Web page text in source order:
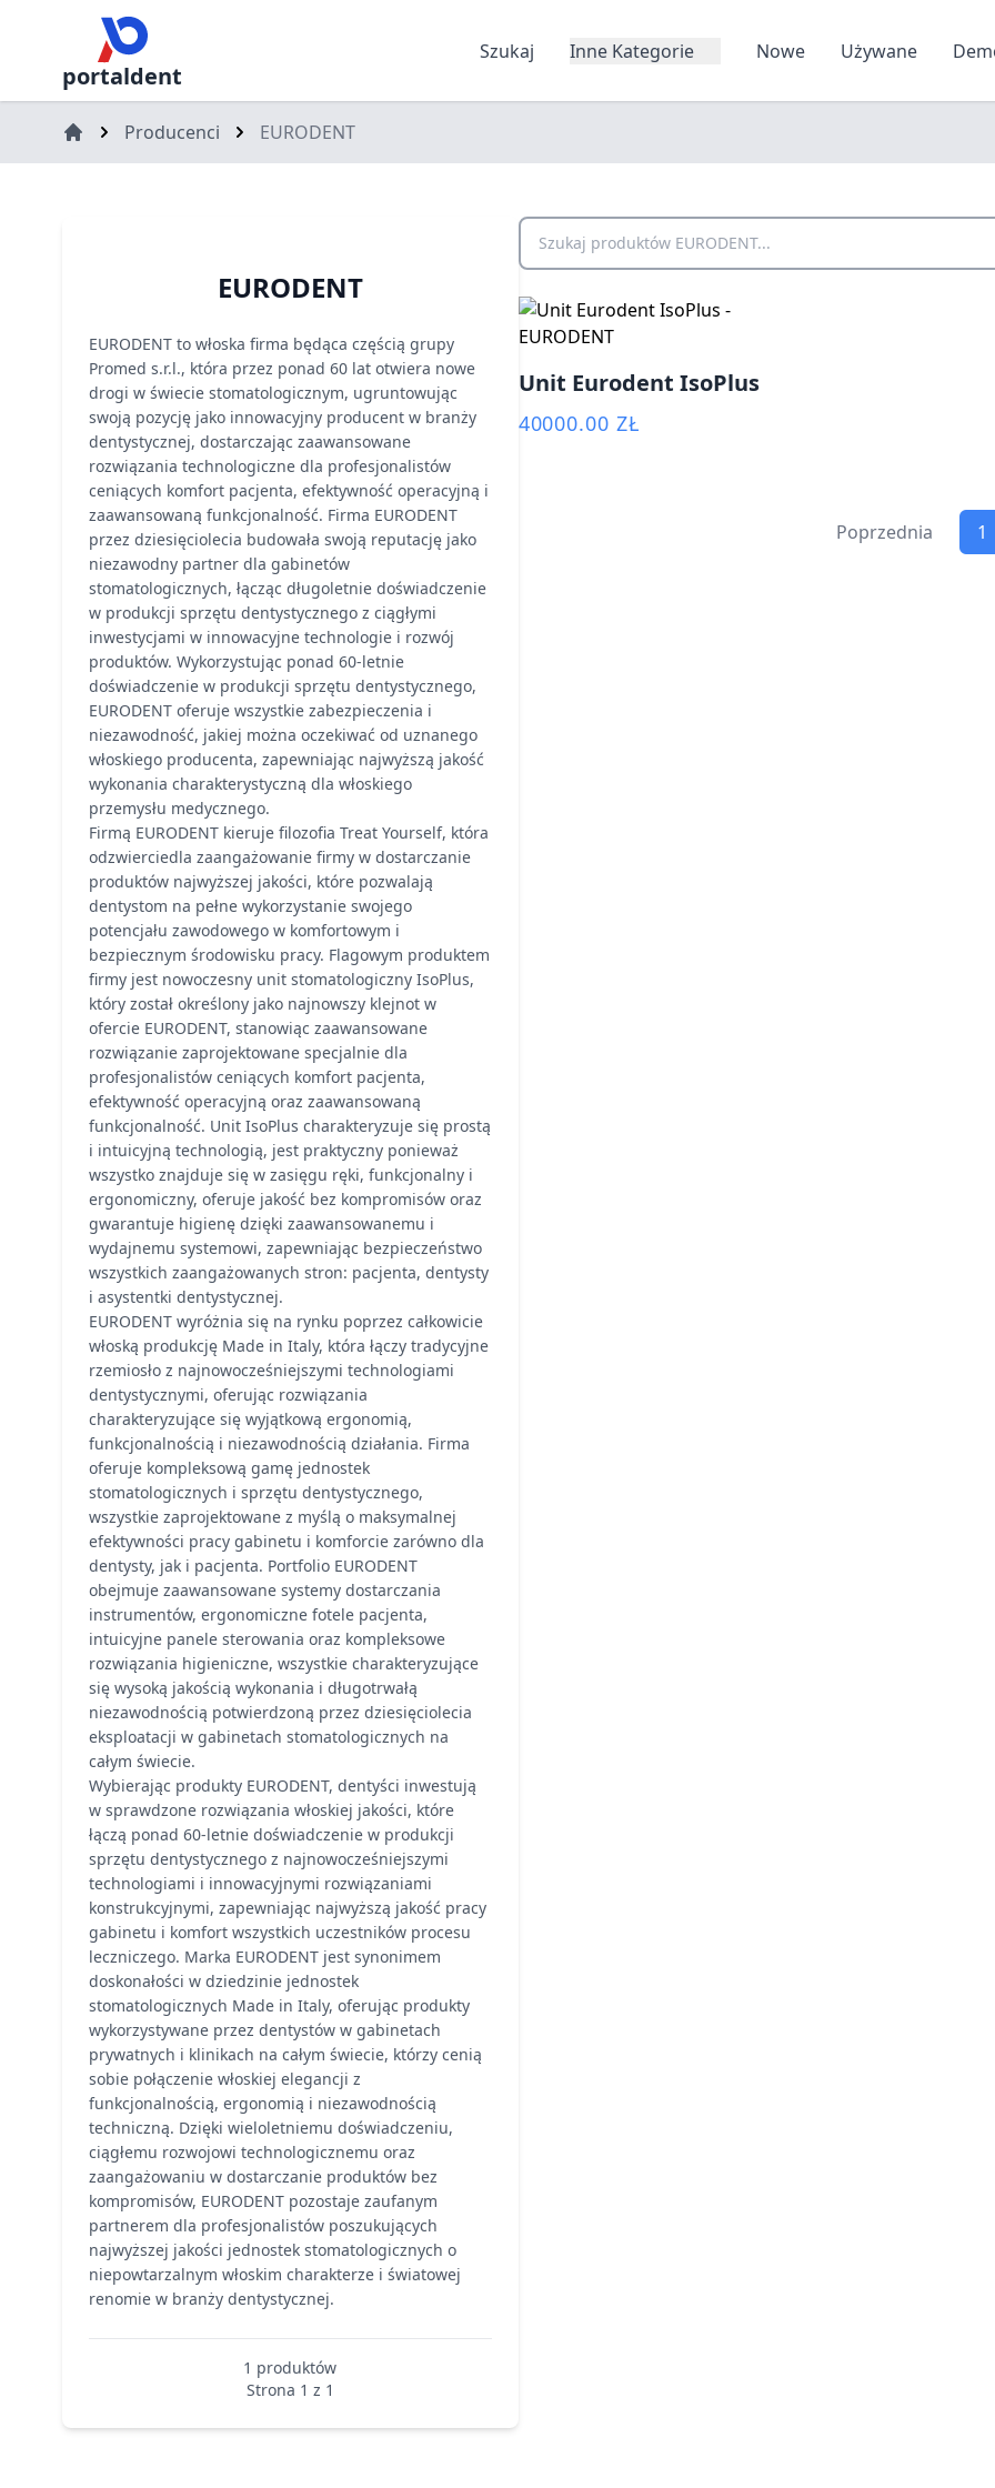
portaldent
Szukaj Inne Kategorie Nowe Używane
Producenci EURODENT
EURODENT
EURODENT to włoska firma będąca częścią grupy
Promed s.r.l., która przez ponad 60 lat otwiera nowe
drogi w świecie stomatologicznym, ugruntowując
swoją pozycję jako innowacyjny producent w branży
dentystycznej, dostarczając zaawansowane
rozwiązania technologiczne dla profesjonalistów
ceniących komfort pacjenta, efektywność operacyjną i
zaawansowaną funkcjonalność. Firma EURODENT
przez dziesięciolecia budowała swoją reputację jako
niezawodny partner dla gabinetów
stomatologicznych, łącząc długoletnie doświadczenie
w produkcji sprzętu dentystycznego z ciągłymi
inwestycjami w innowacyjne technologie i rozwój
produktów. Wykorzystując ponad 60-letnie
doświadczenie w produkcji sprzętu dentystycznego,
EURODENT oferuje wszystkie zabezpieczenia i
niezawodność, jakiej można oczekiwać od uznanego
włoskiego producenta, zapewniając najwyższą jakość
wykonania charakterystyczną dla włoskiego
przemysłu medycznego.
Firmą EURODENT kieruje filozofia Treat Yourself, która
odzwierciedla zaangażowanie firmy w dostarczanie
produktów najwyższej jakości, które pozwalają
dentystom na pełne wykorzystanie swojego
potencjału zawodowego w komfortowym i
bezpiecznym środowisku pracy. Flagowym produktem
firmy jest nowoczesny unit stomatologiczny IsoPlus,
który został określony jako najnowszy klejnot w
ofercie EURODENT, stanowiąc zaawansowane
rozwiązanie zaprojektowane specjalnie dla
profesjonalistów ceniących komfort pacjenta,
efektywność operacyjną oraz zaawansowaną
funkcjonalność. Unit IsoPlus charakteryzuje się prostą
i intuicyjną technologią, jest praktyczny ponieważ
wszystko znajduje się w zasięgu ręki, funkcjonalny i
ergonomiczny, oferuje jakość bez kompromisów oraz
gwarantuje higienę dzięki zaawansowanemu i
wydajnemu systemowi, zapewniając bezpieczeństwo
wszystkich zaangażowanych stron: pacjenta, dentysty
i asystentki dentystycznej.
EURODENT wyróżnia się na rynku poprzez całkowicie
włoską produkcję Made in Italy, która łączy tradycyjne
rzemiosło z najnowocześniejszymi technologiami
dentystycznymi, oferując rozwiązania
charakteryzujące się wyjątkową ergonomią,
funkcjonalnością i niezawodnością działania. Firma
oferuje kompleksową gamę jednostek
stomatologicznych i sprzętu dentystycznego,
wszystkie zaprojektowane z myślą o maksymalnej
efektywności pracy gabinetu i komforcie zarówno dla
dentysty, jak i pacjenta. Portfolio EURODENT
obejmuje zaawansowane systemy dostarczania
instrumentów, ergonomiczne fotele pacjenta,
intuicyjne panele sterowania oraz kompleksowe
rozwiązania higieniczne, wszystkie charakteryzujące
się wysoką jakością wykonania i długotrwałą
niezawodnością potwierdzoną przez dziesięciolecia
eksploatacji w gabinetach stomatologicznych na
całym świecie.
Wybierając produkty EURODENT, dentyści inwestują
w sprawdzone rozwiązania włoskiej jakości, które
łączą ponad 60-letnie doświadczenie w produkcji
sprzętu dentystycznego z najnowocześniejszymi
technologiami i innowacyjnymi rozwiązaniami
konstrukcyjnymi, zapewniając najwyższą jakość pracy
gabinetu i komfort wszystkich uczestników procesu
leczniczego. Marka EURODENT jest synonimem
doskonałości w dziedzinie jednostek
stomatologicznych Made in Italy, oferując produkty
wykorzystywane przez dentystów w gabinetach
prywatnych i klinikach na całym świecie, którzy cenią
sobie połączenie włoskiej elegancji z
funkcjonalnością, ergonomią i niezawodnością
techniczną. Dzięki wieloletniemu doświadczeniu,
ciągłemu rozwojowi technologicznemu oraz
zaangażowaniu w dostarczanie produktów bez
kompromisów, EURODENT pozostaje zaufanym
partnerem dla profesjonalistów poszukujących
najwyższej jakości jednostek stomatologicznych o
niepowtarzalnym włoskim charakterze i światowej
renomie w branży dentystycznej.
1 produktów
Strona 1 z 1
Szukaj produktów EURODENT
Unit Eurodent IsoPlus
40000.00 ZŁ
Poprzednia 1